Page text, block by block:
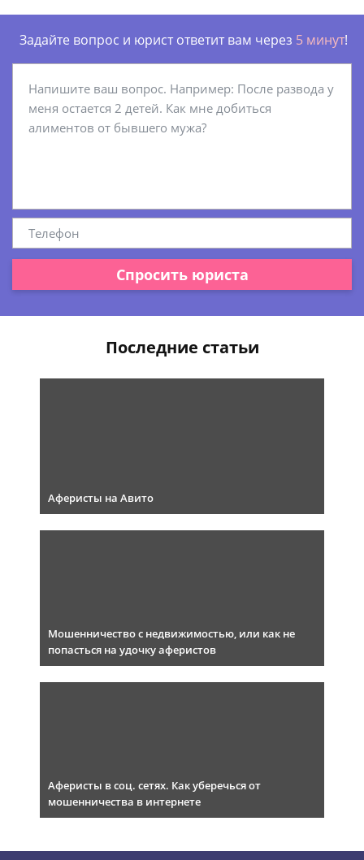
Задайте вопрос и юрист ответит вам через 5 минут!
Спросить юриста
Последние статьи
Аферисты на Авито
Мошенничество с недвижимостью, или как не
попасться на удочку аферистов
Аферисты в соц. сетях. Как уберечься от
мошенничества в интернете